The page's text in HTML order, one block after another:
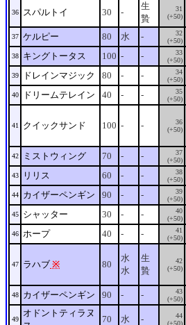
36 スパルトイ 30 -
生
贄
31
(+50)
37 ケルピー 80 水 -
32
(+50)
38 キングトータス 100 - -
33
(+50)
39 ドレインマジック 80 - -
34
(+50)
40 ドリームテレイン 40 - -
35
(+50)
41 クイックサンド 100 - -
36
(+50)
42 ミストウィング 70 - -
37
(+50)
43 リリス 60 - -
38
(+50)
44 カイザーペンギン 90 - -
39
(+50)
45 シャッター 30 - -
40
(+50)
46 ホープ 40 - -
41
(+50)
47 ラハブ ※ 80
水
水
生
贄
42
(+50)
48 カイザーペンギン 90 - -
43
(+50)
49
オドントティラヌ
70 水 -
44
(+50)